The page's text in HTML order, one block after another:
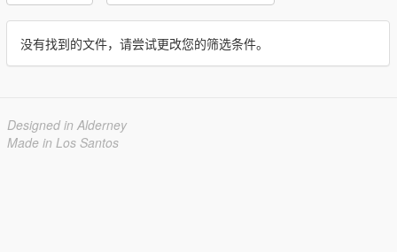
没有找到的文件，请尝试更改您的筛选条件。
Designed in Alderney
Made in Los Santos